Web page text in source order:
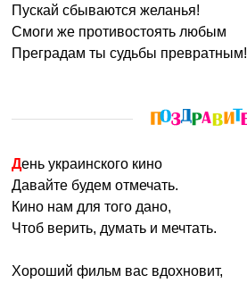
Пускай сбываются желанья!
Смоги же противостоять любым
Преградам ты судьбы превратным!
День украинского кино
Давайте будем отмечать.
Кино нам для того дано,
Чтоб верить, думать и мечтать.
Хороший фильм вас вдохновит,